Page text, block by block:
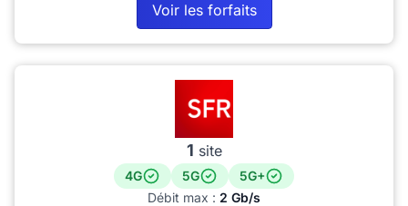
Voir les forfaits
1 site
4G 5G
5G+
Débit max : 2 Gb/s